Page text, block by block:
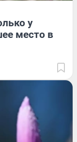
у
место в